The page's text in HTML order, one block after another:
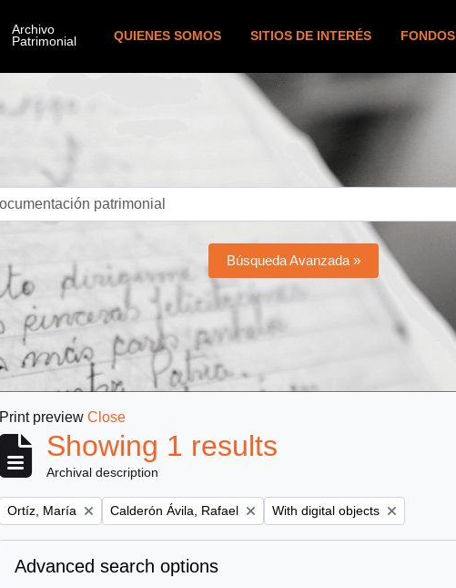
QUIENES SOMOS SITIOS DE INTERÉS FONDOS
Búsqueda Avanzada »
Print preview Close
Showing 1 results
Archival description
Remove filter:
Ortíz, María Remove filter:
Calderón Ávila, Rafael Remove filter:
With digital objects
Advanced search options